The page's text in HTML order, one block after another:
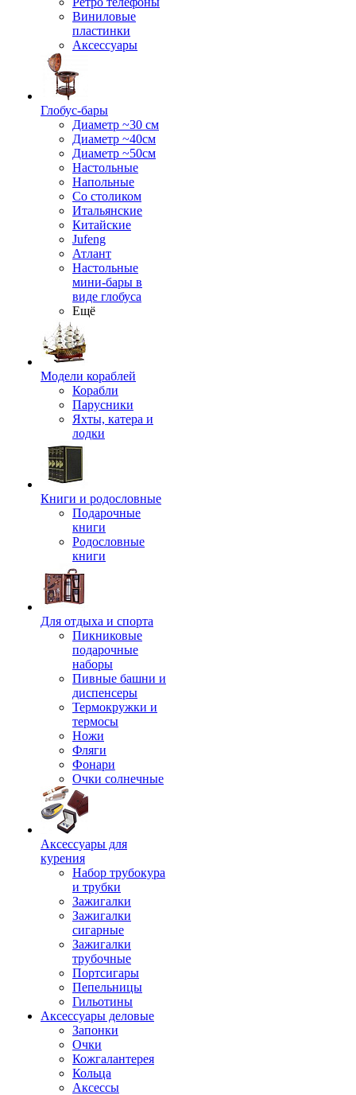
Виниловые
пластинки
Аксессуары
Глобус-бары
Диаметр ~30 см
Диаметр ~40см
Диаметр ~50см
Настольные
Напольные
Со столиком
Итальянские
Китайские
Jufeng
Атлант
Настольные
мини-бары в
виде глобуса
Ещё
Модели кораблей
Корабли
Парусники
Яхты, катера и
лодки
Книги и родословные
Подарочные
книги
Родословные
книги
Для отдыха и спорта
Пикниковые
подарочные
наборы
Пивные башни и
диспенсеры
Термокружки и
термосы
Ножи
Фляги
Фонари
Очки солнечные
Аксессуары для
курения
Набор трубокура
и трубки
Зажигалки
Зажигалки
сигарные
Зажигалки
трубочные
Портсигары
Пепельницы
Гильотины
Аксессуары деловые
Запонки
Очки
Кожгалантерея
Кольца
Аксессы